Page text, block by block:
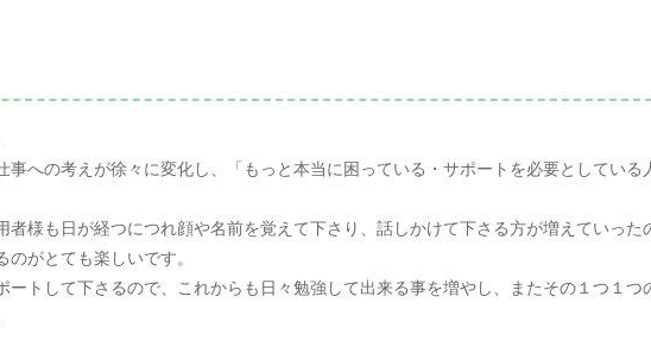
への考えが徐々に変化し、「もっと本当に困っている・サポートを必要としている
様も日が経つにつれ顔や名前を覚えて下さり、話しかけて下さる方が増えていった
がとても楽しいです。
トして下さるので、これからも日々勉強して出来る事を増やし、またその１つ１つ